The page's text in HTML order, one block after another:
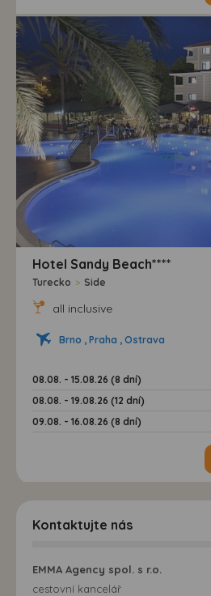
Hotel Sandy Beach****
Turecko > Side
all inclusive
Brno , Praha , Ostrava
08.08. - 15.08.26 (8 dní)
08.08. - 19.08.26 (12 dní)
09.08. - 16.08.26 (8 dní)
Kontaktujte nás
EMMA Agency spol. s r.o.
cestovní kancelář